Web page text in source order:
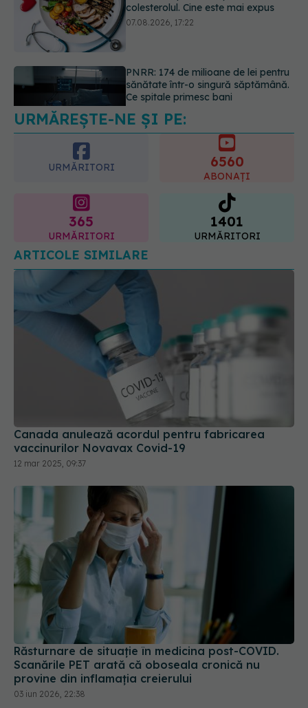
PNRR: 174 de milioane de lei pentru
sănătate într-o singură săptămână.
Ce spune culoarea ta preferată
despre vârsta pe care o ai. Care
07.08.2026, 21:29
URMĂREȘTE-NE ȘI PE:
URMĂRITORI
ABONAȚI
URMĂRITORI
1401
URMĂRITORI
ARTICOLE SIMILARE
Canada anulează acordul pentru fabricarea
vaccinurilor Novavax Covid-19
12 mar 2025, 09:37
Răsturnare de situație în medicina post-COVID.
Scanările PET arată că oboseala cronică nu
provine din inflamația creierului
03 iun 2026, 22:38